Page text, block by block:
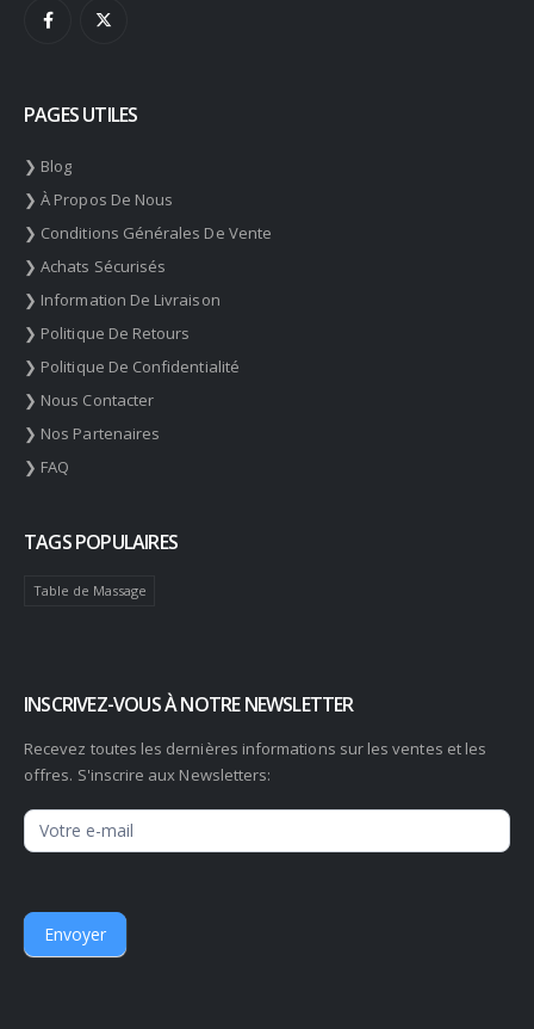
PAGES UTILES
❯ Blog
❯ À Propos De Nous
❯ Conditions Générales De Vente
❯ Achats Sécurisés
❯ Information De Livraison
❯ Politique De Retours
❯ Politique De Confidentialité
❯ Nous Contacter
❯ Nos Partenaires
❯ FAQ
TAGS POPULAIRES
Table de Massage
INSCRIVEZ-VOUS À NOTRE NEWSLETTER
Recevez toutes les dernières informations sur les ventes et les
offres. S'inscrire aux Newsletters:
Newsletter
Envoyer